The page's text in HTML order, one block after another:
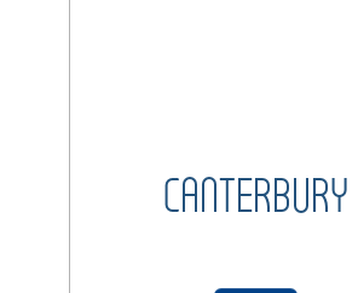
CANTERBURY